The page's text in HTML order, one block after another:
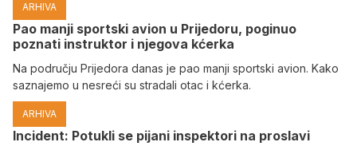
ARHIVA
Pao manji sportski avion u Prijedoru, poginuo
poznati instruktor i njegova kćerka
Na području Prijedora danas je pao manji sportski avion. Kako
saznajemo u nesreći su stradali otac i kćerka.
ARHIVA
Incident: Potukli se pijani inspektori na proslavi